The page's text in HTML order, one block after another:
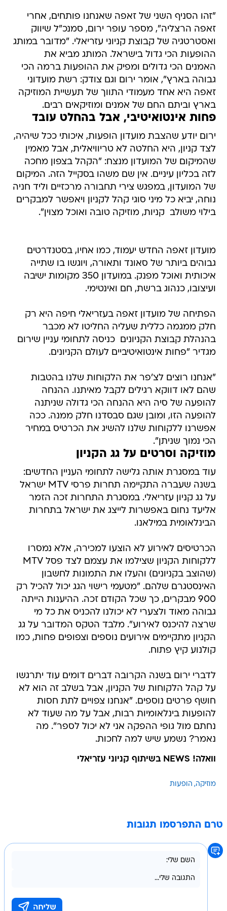
"זהו הסניף השני של זאפה שאנחנו פותחים, אחרי
זאפה הרצליה", מספר עופר ירום, סמנכ"ל שיווק
ואסטרטגיה של קבוצת קניוני עזריאלי. "מדובר במותג
ההופעות הכי גדול בישראל. המותג מביא את
האמנים הכי גדולים ומפיק את ההופעות ברמה הכי
גבוהה בארץ", אומר ירום וגם צודק: רשת מועדוני
זאפה היא אחד מעמודי התווך של תעשיית המוזיקה
בארץ וביתם החם של אמנים ומוזיקאים רבים.
פחות אינטואיטיבי, אבל בהחלט עובד
ירום יודע שהצבת מועדון הופעות, איכותי ככל שיהיה,
לצד קניון, היא החלטה לא טריוויאלית, אבל מאמין
שהמיקום של המועדון מנצח: "הקהל בצפון מחכה
לזה בכליון עיניים. אין שם משהו בסקייל הזה. המיקום
של המועדון, במפגש צירי תחבורה מרכזיים וליד חניה
נוחה, יביא כל מיני סוגי קהל לקניון ויאפשר למבקרים
בילוי משולב  קניות, מוזיקה טובה ואוכל מצוין".
מועדון זאפה החדש יעמוד, כמו אחיו, בסטנדרטים
גבוהים ביותר של סאונד ותאורה, ויוגשו בו שתייה
איכותית ואוכל מפנק. במועדון 350 מקומות ישיבה
ועיצובו, כנהוג ברשת, חם ואינטימי.
הפתיחה של מועדון זאפה בעזריאלי חיפה היא רק
חלק ממגמה כללית שעליה החליטו לא מכבר
בהנהלת קבוצת הקניונים  כניסה לתחומי עניין שירום
מגדיר "פחות אינטואיטיביים לעולם הקניונים.
"אנחנו רוצים לצ'פר את הלקוחות שלנו בהטבות
שהם לאו דווקא רגילים לקבל מאיתנו. ההנחה
להופעה של סיה היא ההנחה הכי גדולה שניתנה
להופעה הזו, ומובן שגם סבסדנו חלק ממנה. ככה
אפשרנו ללקוחות שלנו להשיג את הכרטיס במחיר
הכי נמוך שניתן".
מוזיקה וסרטים על גג הקניון
עוד במסגרת אותה גלישה לתחומי העניין החדשים:
בשנה שעברה התקיימה תחרות פרסי MTV ישראל
על גג קניון עזריאלי. במסגרת התחרות זכה הזמר
אליעד נחום באפשרות לייצג את ישראל בתחרות
הבינלאומית במילאנו.
הכרטיסים לאירוע לא הוצעו למכירה, אלא נמסרו
ללקוחות הקניון שצילמו את עצמם לצד פסל MTV
(שהוצב בקניונים) והעלו את התמונות לחשבון
האינסטגרם שלהם. "מטעמי רישוי הגג יכול להכיל רק
900 מבקרים, כך שכל הקודם זכה. ההיענות הייתה
גבוהה מאוד ולצערי לא יכולנו להכניס את כל מי
שרצה להיכנס לאירוע". מלבד הטקס המדובר על גג
הקניון מתקיימים אירועים נוספים וצפופים פחות, כמו
קולנוע קיץ פתוח.
לדברי ירום בשנה הקרובה דברים דומים עוד יתרגשו
על קהל הלקוחות של הקניון, אבל בשלב זה הוא לא
חושף פרטים נוספים. "אנחנו צפויים לתת חסות
להופעות בינלאומיות רבות, אבל על מה שעוד לא
נחתם מול גופי ההפקה אני לא יכול לספר". מה
נאמר? נשמע שיש למה לחכות.
וואלה! NEWS בשיתוף קניוני עזריאלי
מוזיקה הופעות
טרם התפרסמו תגובות